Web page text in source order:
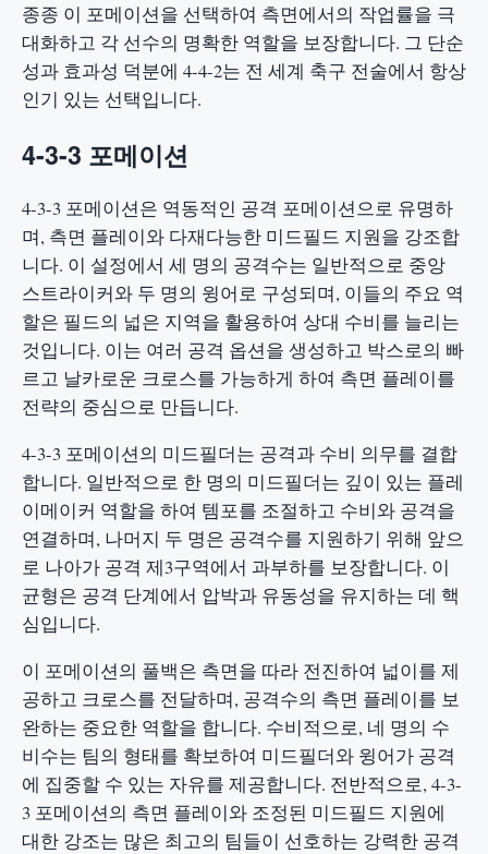
종종 이 포메이션을 선택하여 측면에서의 작업률을 극
대화하고 각 선수의 명확한 역할을 보장합니다. 그 단순
성과 효과성 덕분에 4-4-2는 전 세계 축구 전술에서 항상
인기 있는 선택입니다.
4-3-3 포메이션
4-3-3 포메이션은 역동적인 공격 포메이션으로 유명하
며, 측면 플레이와 다재다능한 미드필드 지원을 강조합
니다. 이 설정에서 세 명의 공격수는 일반적으로 중앙
스트라이커와 두 명의 윙어로 구성되며, 이들의 주요 역
할은 필드의 넓은 지역을 활용하여 상대 수비를 늘리는
것입니다. 이는 여러 공격 옵션을 생성하고 박스로의 빠
르고 날카로운 크로스를 가능하게 하여 측면 플레이를
전략의 중심으로 만듭니다.
4-3-3 포메이션의 미드필더는 공격과 수비 의무를 결합
합니다. 일반적으로 한 명의 미드필더는 깊이 있는 플레
이메이커 역할을 하여 템포를 조절하고 수비와 공격을
연결하며, 나머지 두 명은 공격수를 지원하기 위해 앞으
로 나아가 공격 제3구역에서 과부하를 보장합니다. 이
균형은 공격 단계에서 압박과 유동성을 유지하는 데 핵
심입니다.
이 포메이션의 풀백은 측면을 따라 전진하여 넓이를 제
공하고 크로스를 전달하며, 공격수의 측면 플레이를 보
완하는 중요한 역할을 합니다. 수비적으로, 네 명의 수
비수는 팀의 형태를 확보하여 미드필더와 윙어가 공격
에 집중할 수 있는 자유를 제공합니다. 전반적으로, 4-3-
3 포메이션의 측면 플레이와 조정된 미드필드 지원에
대한 강조는 많은 최고의 팀들이 선호하는 강력한 공격